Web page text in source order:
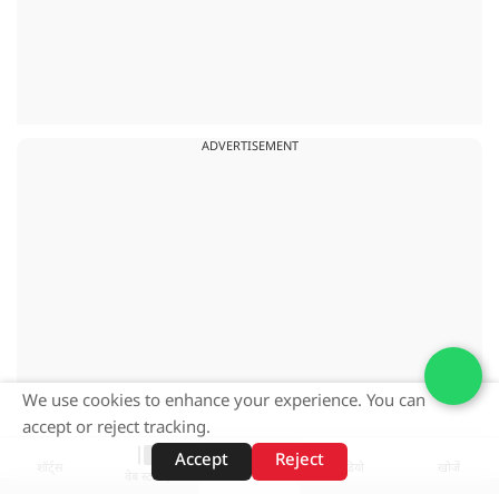
ADVERTISEMENT
वेब स्टोरीज़
We use cookies to enhance your experience. You can
accept or reject tracking.
Accept
Reject